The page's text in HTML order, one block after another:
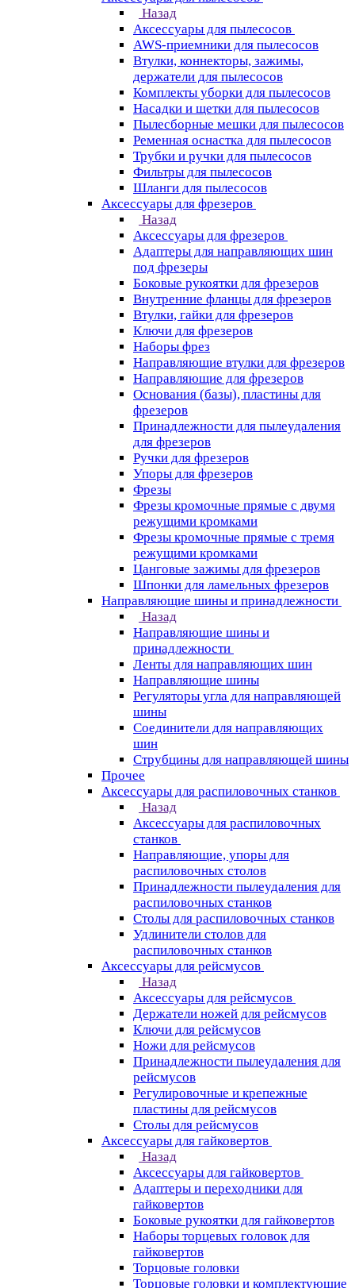
Назад
Аксессуары для пылесосов
AWS-приемники для пылесосов
Втулки, коннекторы, зажимы,
держатели для пылесосов
Комплекты уборки для пылесосов
Насадки и щетки для пылесосов
Пылесборные мешки для пылесосов
Ременная оснастка для пылесосов
Трубки и ручки для пылесосов
Фильтры для пылесосов
Шланги для пылесосов
Аксессуары для фрезеров
Назад
Аксессуары для фрезеров
Адаптеры для направляющих шин
под фрезеры
Боковые рукоятки для фрезеров
Внутренние фланцы для фрезеров
Втулки, гайки для фрезеров
Ключи для фрезеров
Наборы фрез
Направляющие втулки для фрезеров
Направляющие для фрезеров
Основания (базы), пластины для
фрезеров
Принадлежности для пылеудаления
для фрезеров
Ручки для фрезеров
Упоры для фрезеров
Фрезы
Фрезы кромочные прямые с двумя
режущими кромками
Фрезы кромочные прямые с тремя
режущими кромками
Цанговые зажимы для фрезеров
Шпонки для ламельных фрезеров
Направляющие шины и принадлежности
Назад
Направляющие шины и
принадлежности
Ленты для направляющих шин
Направляющие шины
Регуляторы угла для направляющей
шины
Соединители для направляющих
шин
Струбцины для направляющей шины
Прочее
Аксессуары для распиловочных станков
Назад
Аксессуары для распиловочных
станков
Направляющие, упоры для
распиловочных столов
Принадлежности пылеудаления для
распиловочных станков
Столы для распиловочных станков
Удлинители столов для
распиловочных станков
Аксессуары для рейсмусов
Назад
Аксессуары для рейсмусов
Держатели ножей для рейсмусов
Ключи для рейсмусов
Ножи для рейсмусов
Принадлежности пылеудаления для
рейсмусов
Регулировочные и крепежные
пластины для рейсмусов
Столы для рейсмусов
Аксессуары для гайковертов
Назад
Аксессуары для гайковертов
Адаптеры и переходники для
гайковертов
Боковые рукоятки для гайковертов
Наборы торцевых головок для
гайковертов
Торцовые головки
Торцовые головки и комплектующие